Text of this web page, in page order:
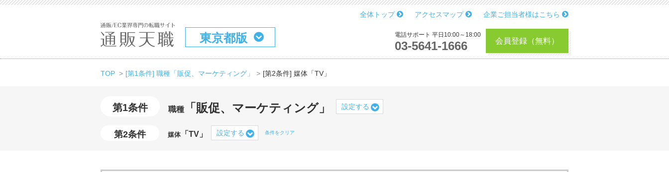
全体トップ アクセスマップ 企業ご担当者様はこちら
東京都版 電話サポート 平日10:00～18:00
03-5641-1666 会員登録（無料）
TOP [第1条件] 職種「販促、マーケティング」 [第2条件] 媒体「TV」
第1条件 職種 「販促、マーケティング」 設定する
第2条件 媒体「TV」 設定する 条件をクリア